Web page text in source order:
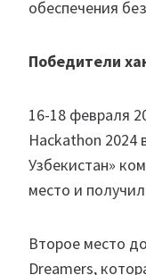
обеспечения
Победители
16-18 февраля
Hackathon 2024
Узбекистан»
место и
Второе место
Dreamers,